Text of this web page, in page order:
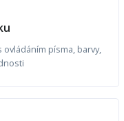
písma, barvy,